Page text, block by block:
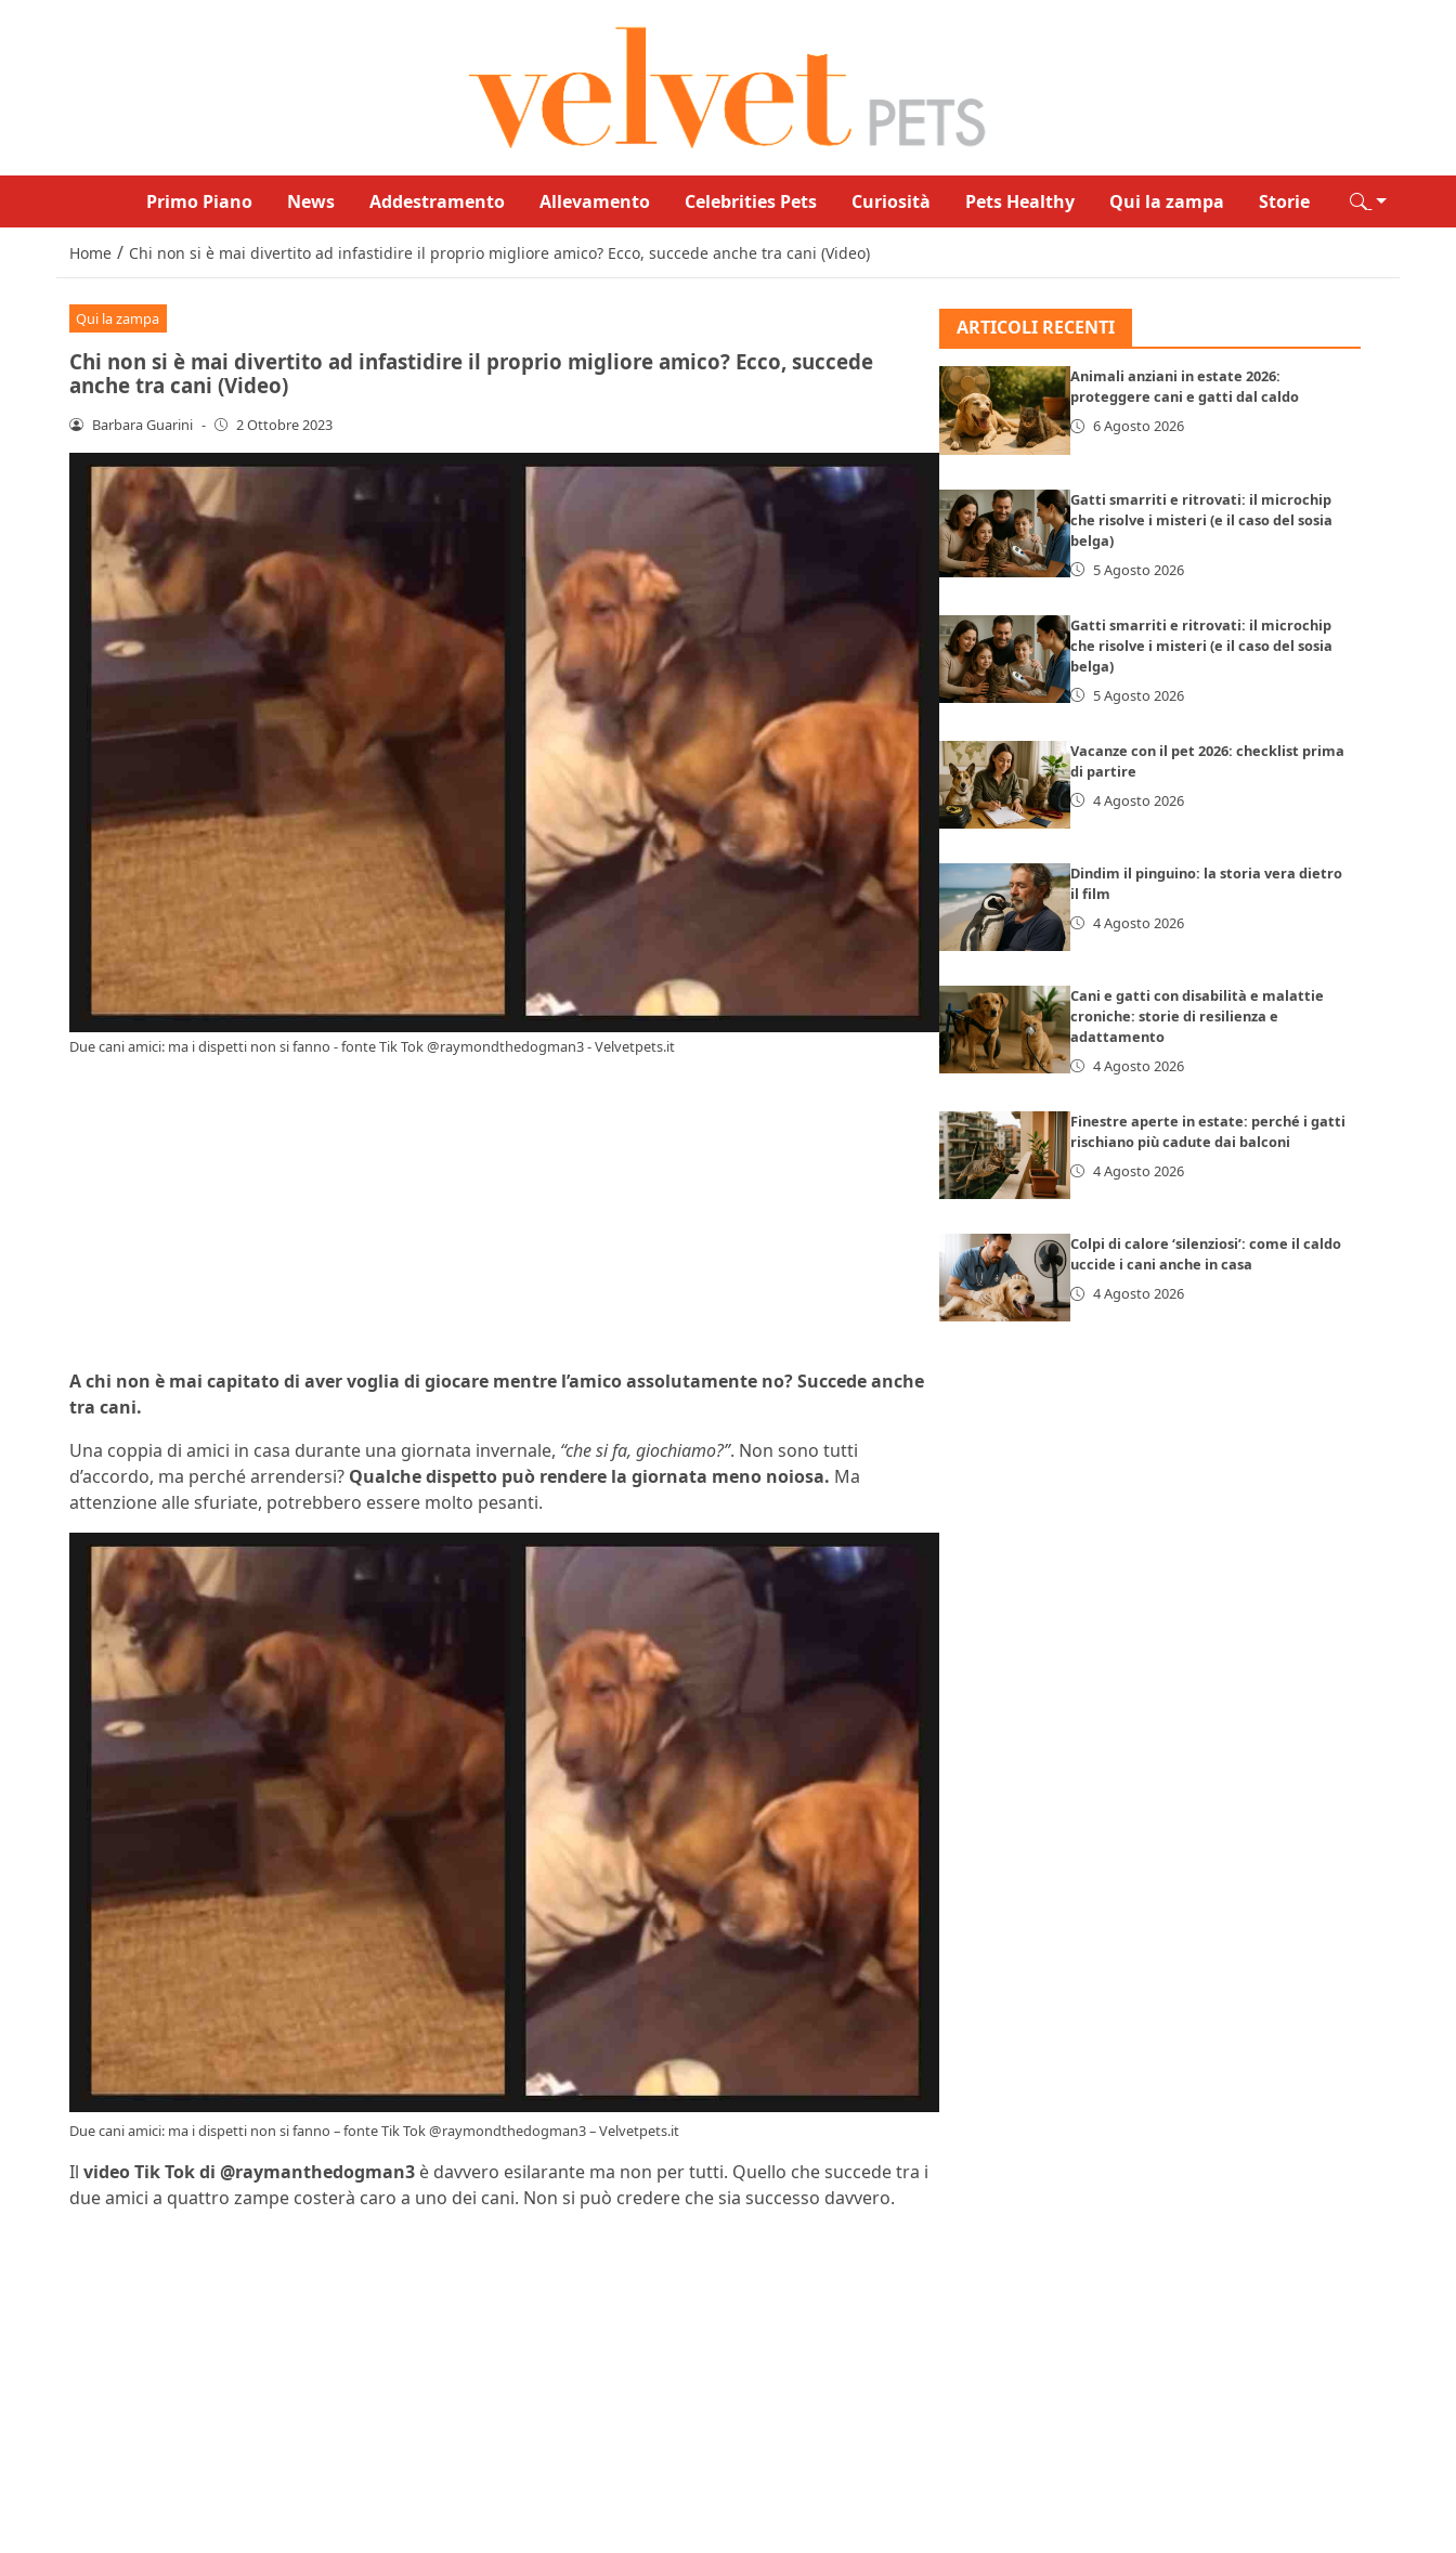
Primo Piano News Addestramento Allevamento Celebrities Pets Curiosità Pets Healthy Qui la zampa Storie
Home / Chi non si è mai divertito ad infastidire il proprio migliore amico? Ecco, succede anche tra cani (Video)
Qui la zampa
Chi non si è mai divertito ad infastidire il proprio migliore amico? Ecco, succede
anche tra cani (Video)
Barbara Guarini - 2 Ottobre 2023
Due cani amici: ma i dispetti non si fanno - fonte Tik Tok @raymondthedogman3 - Velvetpets.it
A chi non è mai capitato di aver voglia di giocare mentre l’amico assolutamente no? Succede anche
tra cani.
Una coppia di amici in casa durante una giornata invernale, “che si fa, giochiamo?”. Non sono tutti
d’accordo, ma perché arrendersi? Qualche dispetto può rendere la giornata meno noiosa. Ma
attenzione alle sfuriate, potrebbero essere molto pesanti.
Due cani amici: ma i dispetti non si fanno – fonte Tik Tok @raymondthedogman3 – Velvetpets.it
Il video Tik Tok di @raymanthedogman3 è davvero esilarante ma non per tutti. Quello che succede tra i
due amici a quattro zampe costerà caro a uno dei cani. Non si può credere che sia successo davvero.
ARTICOLI RECENTI
Animali anziani in estate 2026:
proteggere cani e gatti dal caldo
6 Agosto 2026
Gatti smarriti e ritrovati: il microchip
che risolve i misteri (e il caso del sosia
belga)
5 Agosto 2026
Gatti smarriti e ritrovati: il microchip
che risolve i misteri (e il caso del sosia
belga)
5 Agosto 2026
Vacanze con il pet 2026: checklist prima
di partire
4 Agosto 2026
Dindim il pinguino: la storia vera dietro
il film
4 Agosto 2026
Cani e gatti con disabilità e malattie
croniche: storie di resilienza e
adattamento
4 Agosto 2026
Finestre aperte in estate: perché i gatti
rischiano più cadute dai balconi
4 Agosto 2026
Colpi di calore ‘silenziosi’: come il caldo
uccide i cani anche in casa
4 Agosto 2026